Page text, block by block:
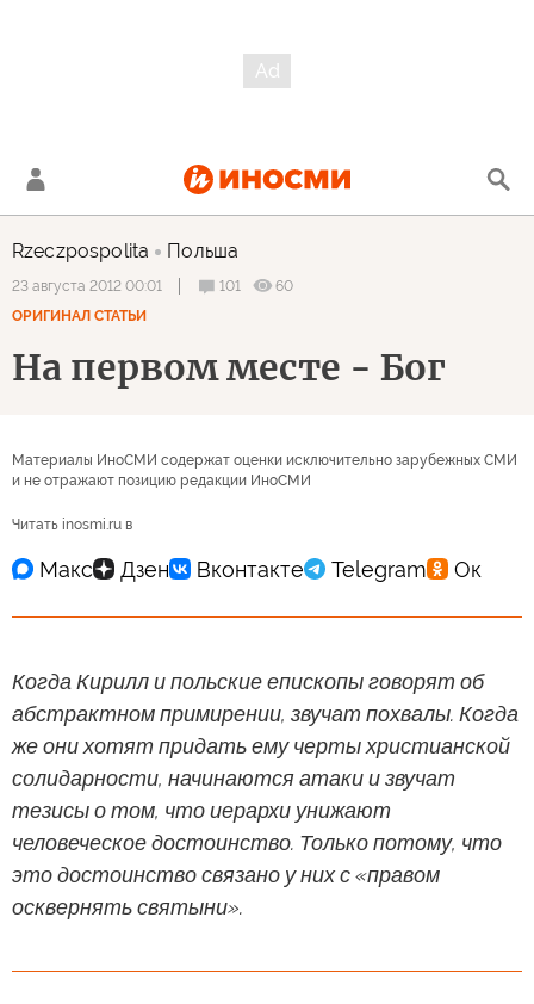
Rzeczpospolita Польша
23 августа 2012 00:01 101
60
ОРИГИНАЛ СТАТЬИ
На первом месте - Бог
Материалы ИноСМИ содержат оценки исключительно зарубежных СМИ
и не отражают позицию редакции ИноСМИ
Читать inosmi.ru в
Когда Кирилл и польские епископы говорят об
абстрактном примирении, звучат похвалы. Когда
же они хотят придать ему черты христианской
солидарности, начинаются атаки и звучат
тезисы о том, что иерархи унижают
человеческое достоинство. Только потому, что
это достоинство связано у них с «правом
осквернять святыни».